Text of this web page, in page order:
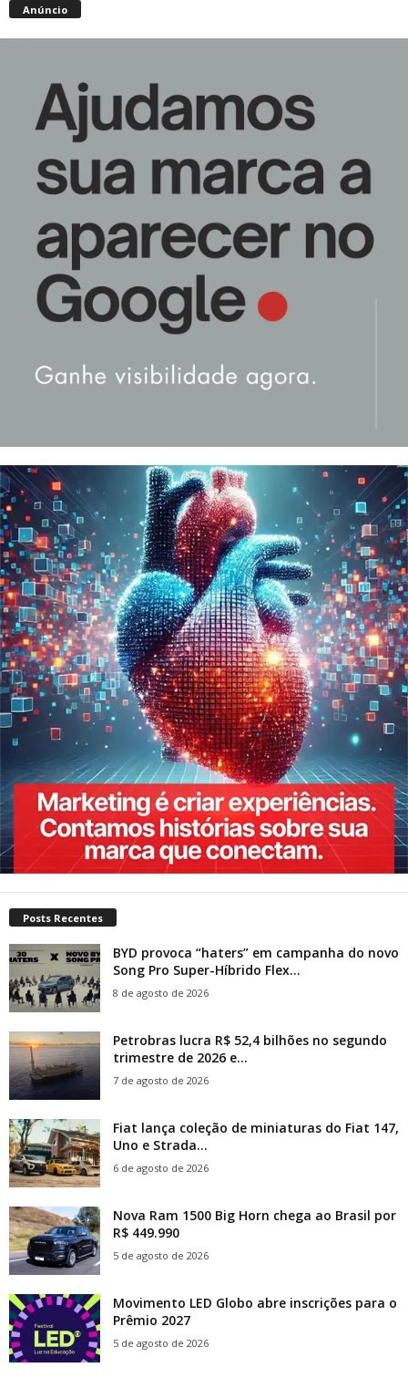
Anúncio
Posts Recentes
BYD provoca “haters” em campanha do novo
Song Pro Super-Híbrido Flex...
8 de agosto de 2026
Petrobras lucra R$ 52,4 bilhões no segundo
trimestre de 2026 e...
7 de agosto de 2026
Fiat lança coleção de miniaturas do Fiat 147,
Uno e Strada...
6 de agosto de 2026
Nova Ram 1500 Big Horn chega ao Brasil por
R$ 449.990
5 de agosto de 2026
Movimento LED Globo abre inscrições para o
Prêmio 2027
5 de agosto de 2026